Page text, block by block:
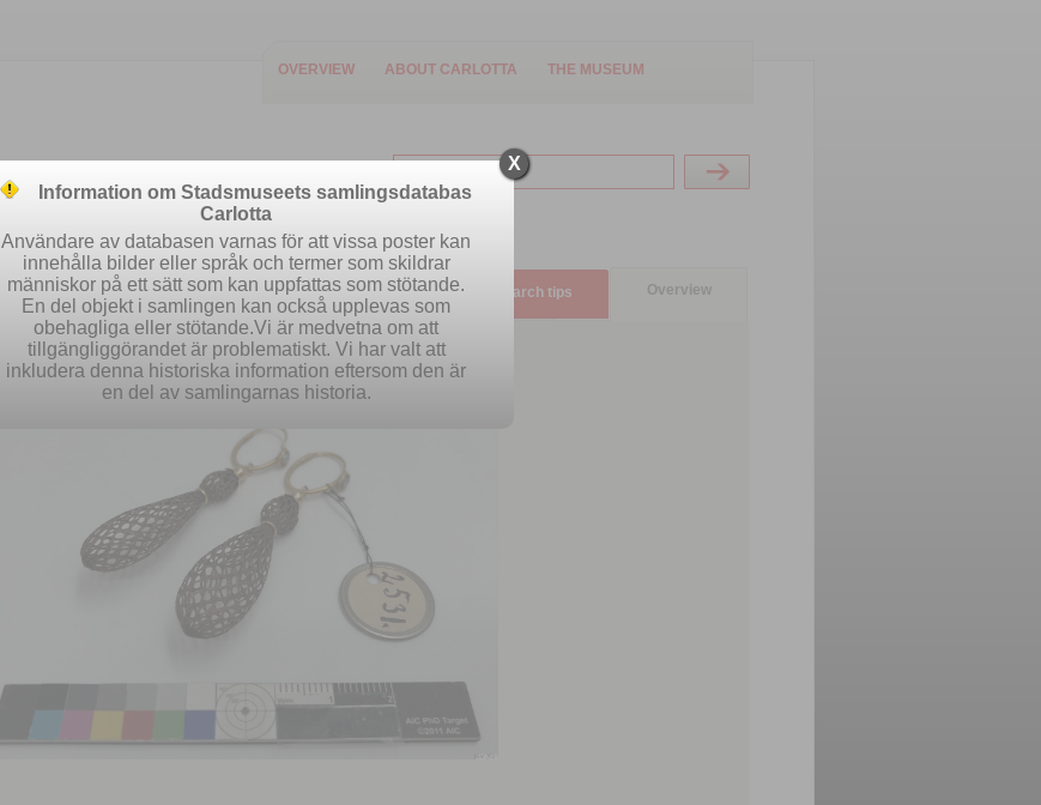
OVERVIEW ABOUT CARLOTTA THE MUSEUM
Easy search Advanced search Search tips Overview
X
Information om Stadsmuseets samlingsdatabas
Carlotta
Användare av databasen varnas för att vissa poster kan
innehålla bilder eller språk och termer som skildrar
människor på ett sätt som kan uppfattas som stötande.
En del objekt i samlingen kan också upplevas som
obehagliga eller stötande.Vi är medvetna om att
tillgängliggörandet är problematiskt. Vi har valt att
inkludera denna historiska information eftersom den är
en del av samlingarnas historia.